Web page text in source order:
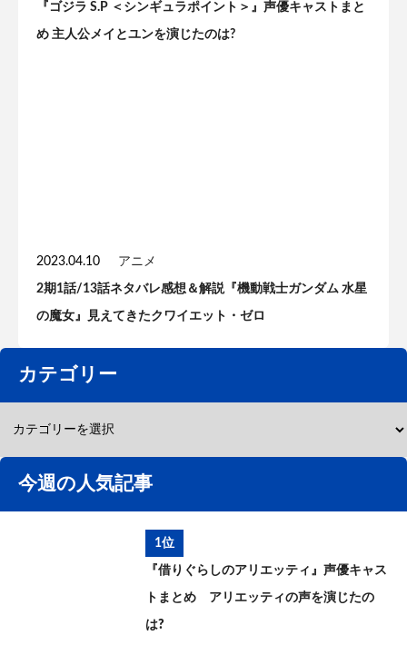
『ゴジラ S.P ＜シンギュラポイント＞』声優キャストまと
め 主人公メイとユンを演じたのは?
2023.04.10 アニメ
2期1話/13話ネタバレ感想＆解説『機動戦士ガンダム 水星
の魔女』見えてきたクワイエット・ゼロ
カテゴリー
今週の人気記事
1位
『借りぐらしのアリエッティ』声優キャス
トまとめ アリエッティの声を演じたの
は?